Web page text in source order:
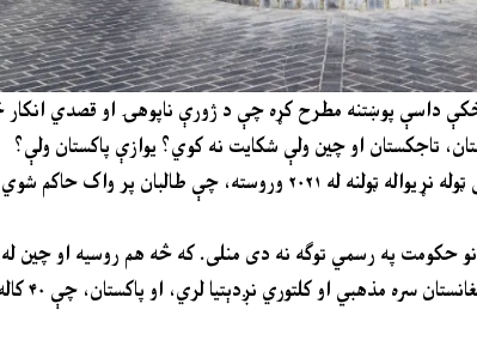
داسې پوښتنه مطرح کړه چې د ژورې ناپوهۍ او قصدي
تاجکستان او چين ولې شکايت نه کوي؟ يوازې پاکستان ولې؟
ځواب يې ډېر روښانه دی، نړۍ شکايت کوي. نه يوازې پاکستان، بلکې ټوله نړيواله ټولنه
په شمول د ملګرو ملتونو ۱۹۳ غړو، د طالبانو حکومت په رسمي توګه نه دی منلی. که څه هم
تماسونه